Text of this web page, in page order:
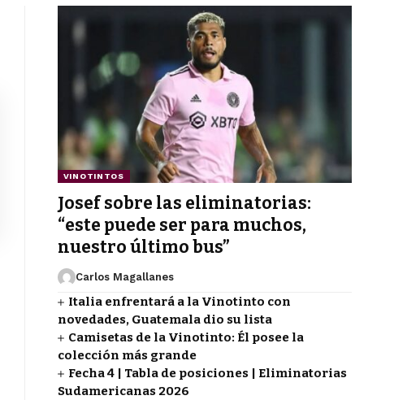
VINOTINTOS
Josef sobre las eliminatorias:
“este puede ser para muchos,
nuestro último bus”
Carlos Magallanes
Italia enfrentará a la Vinotinto con
novedades, Guatemala dio su lista
Camisetas de la Vinotinto: Él posee la
colección más grande
Fecha 4 | Tabla de posiciones | Eliminatorias
Sudamericanas 2026